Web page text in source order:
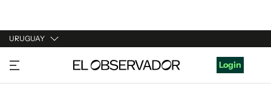
URUGUAY
URUGUAY
ARGENTINA
Login